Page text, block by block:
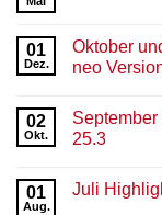
April
Highlight
der
25.4
01
Dez.
Oktober
neo
zu
Oktober
und
der
02
Okt.
25.3
zu
01
Aug.
Juli